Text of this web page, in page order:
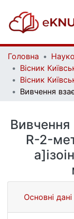
Головна
Вивчення
R-2-
Основні дані